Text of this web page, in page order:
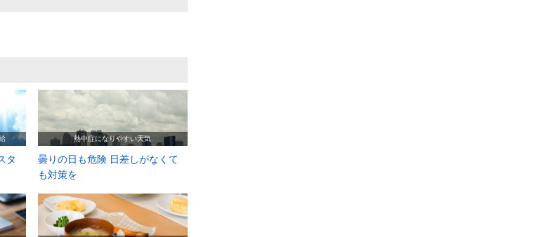
タ
曇りの日も危険 日差しがなくて
も対策を
熱中症になりやすい天気